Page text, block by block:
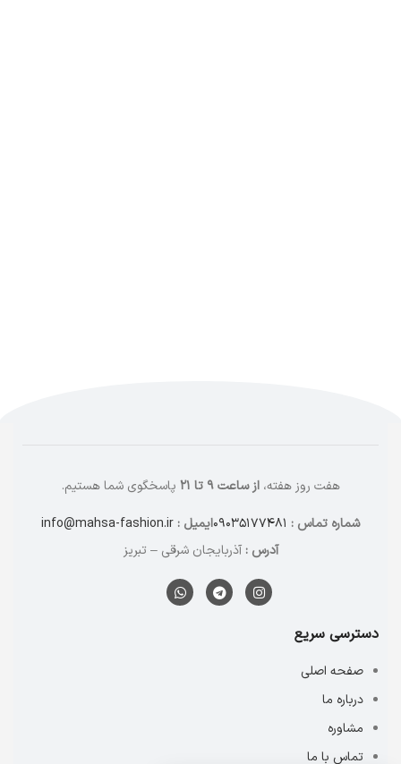
هفت روز هفته،از ساعت ۹ تا ۲۱
پاسخگوی شما هستیم.
شماره تماس : ۰۹۰۳۵۱۷۷۴۸۱ایمیل : info@mahsa-fashion.ir
آدرس : آذربایجان شرقی – تبریز
دسترسی سریع
صفحه اصلی
درباره ما
مشاوره
تماس با ما